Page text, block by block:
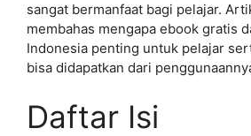
sangat bermanfaat bagi pelajar.
membahas mengapa ebook gratis
Indonesia penting untuk pelajar
bisa didapatkan dari
Daftar Isi